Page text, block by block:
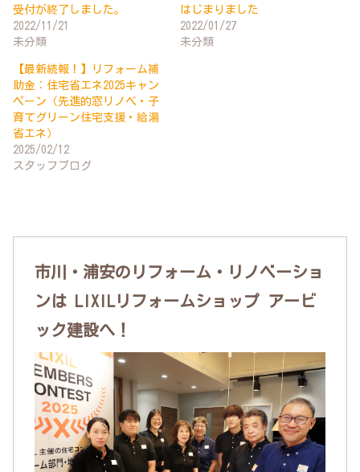
受付が終了しました。
2022/11/21
未分類
はじまりました
2022/01/27
未分類
【最新続報！】リフォーム補
助金：住宅省エネ2025キャン
ペーン（先進的窓リノベ・子
育てグリーン住宅支援・給湯
省エネ）
2025/02/12
スタッフブログ
市川・浦安のリフォーム・リノベーショ
ンは LIXILリフォームショップ アービ
ック建設へ！